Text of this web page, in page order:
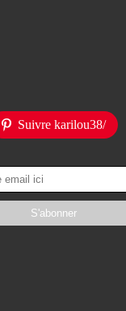
Suivre karilou38/